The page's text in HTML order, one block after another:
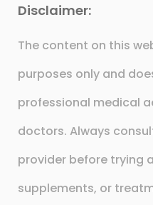
Disclaimer:
The content on this
purposes only and
professional medical
doctors. Always
provider before trying
supplements, or